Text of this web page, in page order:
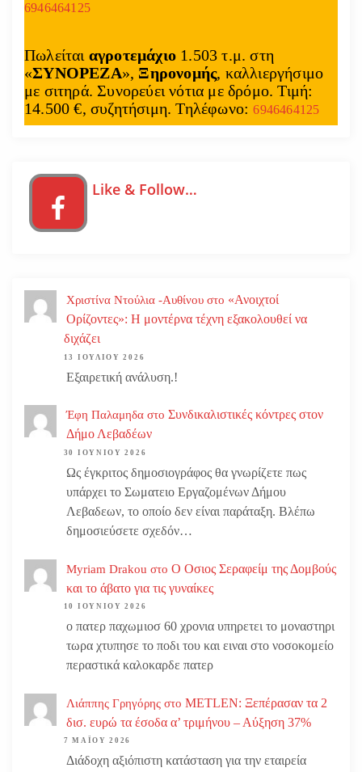
6946464125
Πωλείται αγροτεμάχιο 1.503 τ.μ. στη
«ΣΥΝΟΡΕΖΑ», Ξηρονομής, καλλιεργήσιμο
με σιτηρά. Συνορεύει νότια με δρόμο. Τιμή:
14.500 €, συζητήσιμη. Τηλέφωνο:6946464125
Like & Follow…
Χριστίνα Ντούλια -Αυθίνου στο «Ανοιχτοί
Ορίζοντες»: Η μοντέρνα τέχνη εξακολουθεί να
διχάζει
13 ΙΟΥΛΊΟΥ 2026
Εξαιρετική ανάλυση.!
Έφη Παλαμηδα στο Συνδικαλιστικές κόντρες στον
Δήμο Λεβαδέων
30 ΙΟΥΝΊΟΥ 2026
Ως έγκριτος δημοσιογράφος θα γνωρίζετε πως
υπάρχει το Σωματειο Εργαζομένων Δήμου
Λεβαδεων, το οποίο δεν είναι παράταξη. Βλέπω
δημοσιεύσετε σχεδόν…
Myriam Drakou στο Ο Οσιος Σεραφείμ της Δομβούς
και το άβατο για τις γυναίκες
10 ΙΟΥΝΊΟΥ 2026
ο πατερ παχωμιοσ 60 χρονια υπηρετει το μοναστηρι
τωρα χτυπησε το ποδι του και ειναι στο νοσοκομείο
περαστικά καλοκαρδε πατερ
Λιάππης Γρηγόρης στο METLEN: Ξεπέρασαν τα 2
δισ. ευρώ τα έσοδα α’ τριμήνου – Αύξηση 37%
7 ΜΑΪ́ΟΥ 2026
Διάδοχη αξιόπιστη κατάσταση για την εταιρεία